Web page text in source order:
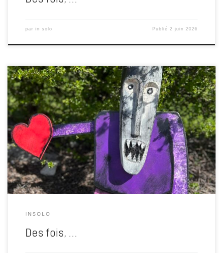
par in solo Publié2 juin 2026
À l’heure où le monde s’effondre lentement dans le vacarme du
silence, moi… je crée. Je bricole, je trafique, je fabrique des bazars,
des trucs, des bidules qui tiennent parfois debout, parfois non. Mais
je crée. À l’heure où les associations culturelles disparaissent plus
vite que les idées réductrices, où […]
INSOLO
Des fois, …